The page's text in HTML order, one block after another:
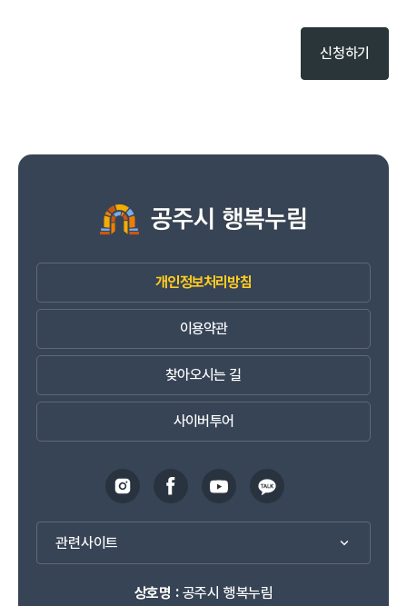
신청하기
개인정보처리방침
이용약관
찾아오시는 길
사이버투어
관련사이트
상호명 :공주시 행복누림